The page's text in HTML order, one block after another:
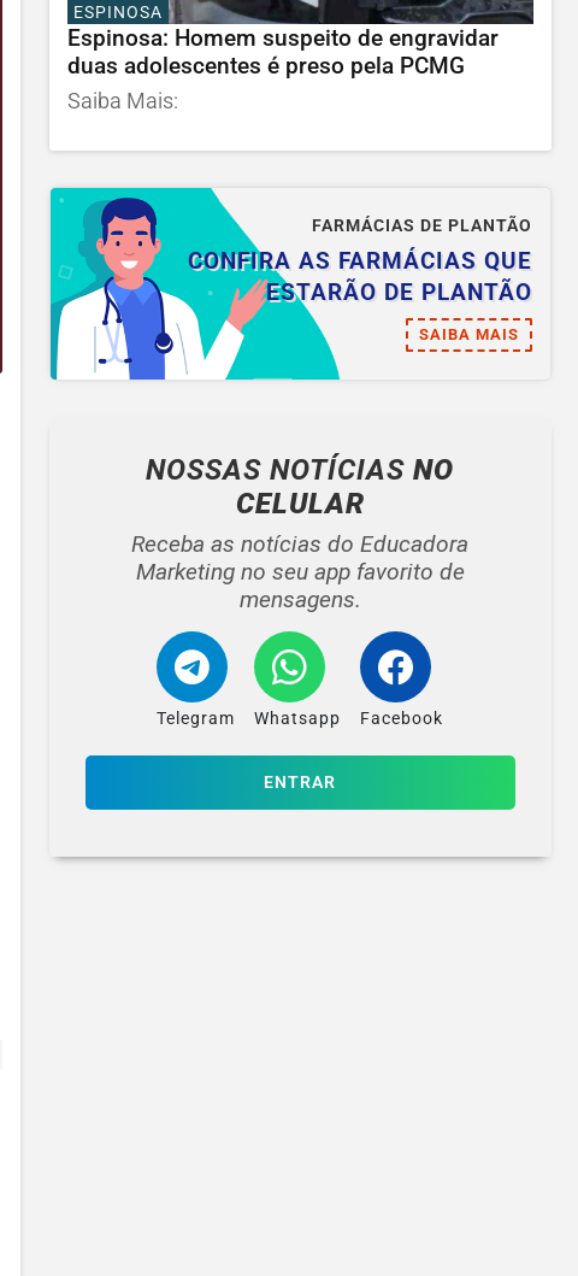
ESPINOSA
Espinosa: Homem suspeito de engravidar
duas adolescentes é preso pela PCMG
Saiba Mais:
FARMÁCIAS DE PLANTÃO
CONFIRA AS FARMÁCIAS QUE
ESTARÃO DE PLANTÃO
SAIBA MAIS
NOSSAS NOTÍCIASNO
CELULAR
Receba as notícias do Educadora
Marketing no seu app favorito de
mensagens.
Telegram Whatsapp Facebook
ENTRAR